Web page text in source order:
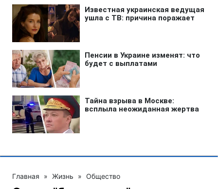
Главная » Жизнь » Общество